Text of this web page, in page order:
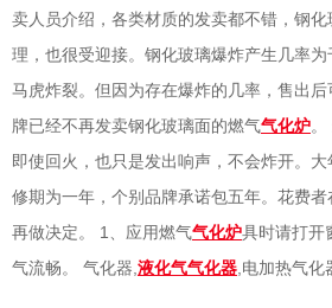
卖人员介绍，各类材质的发卖都不错，钢
理，也很受迎接。钢化玻璃爆炸产生几率
马虎炸裂。但因为存在爆炸的几率，售出
牌已经不再发卖钢化玻璃面的燃气气化炉。
即使回火，也只是发出响声，不会炸开。
修期为一年，个别品牌承诺包五年。花费
再做决定。 1、应用燃气气化炉具时请打开
气流畅。 气化器, 液化气气化器 ,电加热气